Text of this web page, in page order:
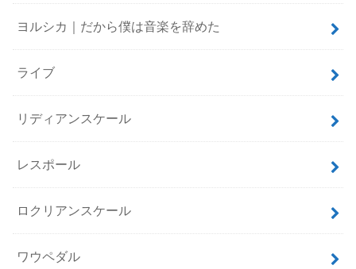
ヨルシカ｜だから僕は音楽を辞めた
ライブ
リディアンスケール
レスポール
ロクリアンスケール
ワウペダル